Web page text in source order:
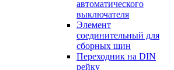
автоматического
выключателя
Элемент
соединительный для
сборных шин
Переходник на DIN
рейку